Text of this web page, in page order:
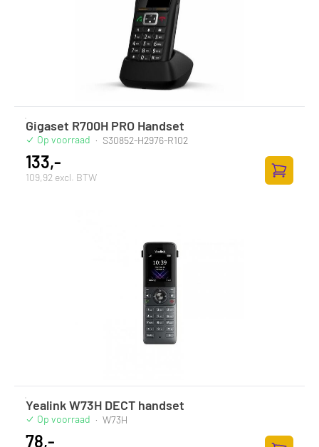
Gigaset R700H PRO Handset
Op voorraad · S30852-H2976-R102
133,-
109,92 excl. BTW
Zum
Yealink W73H DECT handset
Op voorraad · W73H
78,-